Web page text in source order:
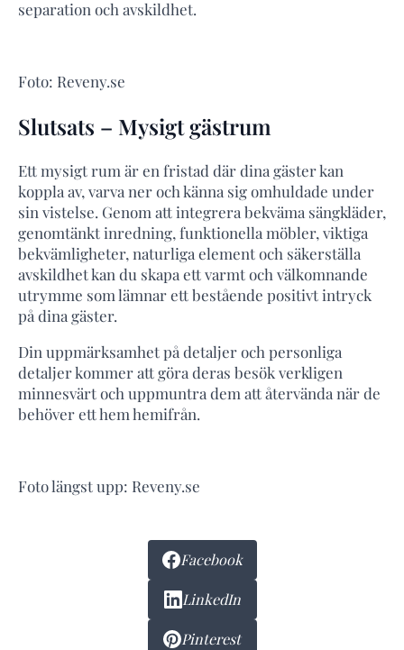
separation och avskildhet.
Foto: Reveny.se
Slutsats – Mysigt gästrum
Ett mysigt rum är en fristad där dina gäster kan
koppla av, varva ner och känna sig omhuldade under
sin vistelse. Genom att integrera bekväma sängkläder,
genomtänkt inredning, funktionella möbler, viktiga
bekvämligheter, naturliga element och säkerställa
avskildhet kan du skapa ett varmt och välkomnande
utrymme som lämnar ett bestående positivt intryck
på dina gäster.
Din uppmärksamhet på detaljer och personliga
detaljer kommer att göra deras besök verkligen
minnesvärt och uppmuntra dem att återvända när de
behöver ett hem hemifrån.
Foto längst upp: Reveny.se
Facebook
LinkedIn
Pinterest